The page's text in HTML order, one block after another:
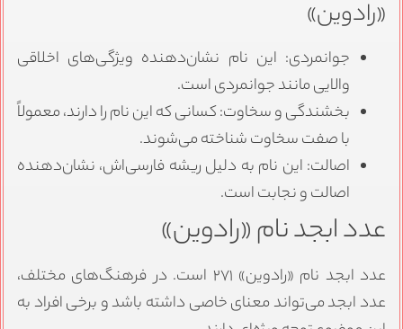
«رادوین»
جوانمردی: این نام نشان‌دهنده ویژگی‌های اخلاقی
والایی مانند جوانمردی است.
بخشندگی و سخاوت: کسانی که این نام را دارند، معمولاً
با صفت سخاوت شناخته می‌شوند.
اصالت: این نام به دلیل ریشه فارسی‌اش، نشان‌دهنده
اصالت و نجابت است.
عدد ابجد نام «رادوین»
عدد ابجد نام «رادوین» ۲۷۱ است. در فرهنگ‌های مختلف،
عدد ابجد می‌تواند معنای خاصی داشته باشد و برخی افراد به